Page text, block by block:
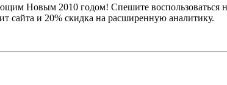
Новым 2010 годом! Спешите воспользоваться
сайта и 20% скидка на расширенную аналитику.